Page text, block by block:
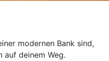
modernen Bank sind,
auf deinem Weg.